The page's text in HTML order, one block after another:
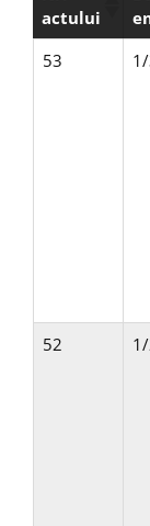
actului
53
52